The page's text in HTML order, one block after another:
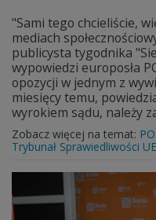
"Sami tego chcieliście,
mediach
publicysta tygodnika
wypowiedzi europosła
opozycji w jednym z
miesięcy temu,
wyrokiem sądu, należy
Zobacz więcej na temat:
Trybunał Sprawiedliwości UE